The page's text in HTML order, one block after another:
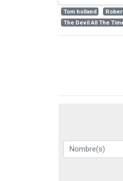
Tom holland
The Devil All The